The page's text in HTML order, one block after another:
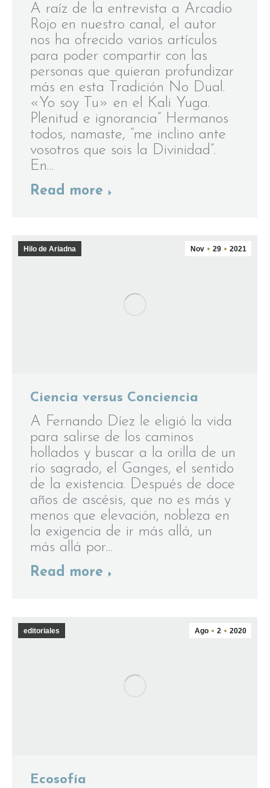
A raíz de la entrevista a Arcadio
Rojo en nuestro canal, el autor
nos ha ofrecido varios artículos
para poder compartir con las
personas que quieran profundizar
más en esta Tradición No Dual.
«Yo soy Tu» en el Kali Yuga.
Plenitud e ignorancia” Hermanos
todos, namaste, “me inclino ante
vosotros que sois la Divinidad”.
En…
Read more
Nov 29 2021
Hilo de Ariadna
Ciencia versus Conciencia
A Fernando Díez le eligió la vida
para salirse de los caminos
hollados y buscar a la orilla de un
río sagrado, el Ganges, el sentido
de la existencia. Después de doce
años de ascésis, que no es más y
menos que elevación, nobleza en
la exigencia de ir más allá, un
más allá por…
Read more
Ago 2 2020
editoriales
Ecosofía